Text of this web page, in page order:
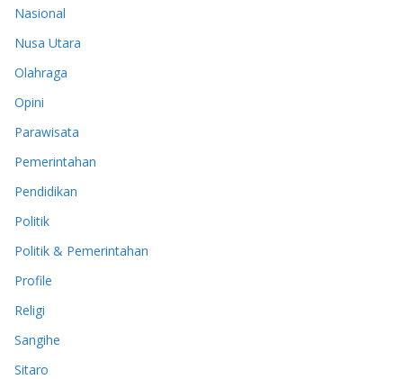
Nasional
Nusa Utara
Olahraga
Opini
Parawisata
Pemerintahan
Pendidikan
Politik
Politik & Pemerintahan
Profile
Religi
Sangihe
Sitaro